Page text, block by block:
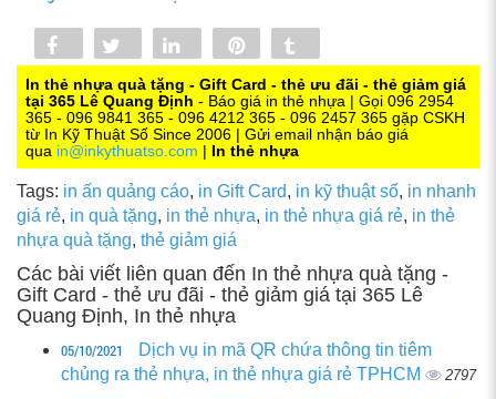
Share Tweet Share
0
In thẻ nhựa quà tặng - Gift Card - thẻ ưu đãi - thẻ giảm giá
tại 365 Lê Quang Định - Báo giá in thẻ nhựa | Gọi 096 2954
365 - 096 9841 365 - 096 4212 365 - 096 2457 365 gặp CSKH
từ In Kỹ Thuật Số Since 2006 | Gửi email nhận báo giá
qua in@inkythuatso.com | In thẻ nhựa
Tags: in ấn quảng cáo, in Gift Card, in kỹ thuật số, in nhanh
giá rẻ, in quà tặng, in thẻ nhựa, in thẻ nhựa giá rẻ, in thẻ
nhựa quà tặng, thẻ giảm giá
Các bài viết liên quan đến In thẻ nhựa quà tặng -
Gift Card - thẻ ưu đãi - thẻ giảm giá tại 365 Lê
Quang Định, In thẻ nhựa
05/10/2021
Dịch vụ in mã QR chứa thông tin tiêm
chủng ra thẻ nhựa, in thẻ nhựa giá rẻ TPHCM
2797